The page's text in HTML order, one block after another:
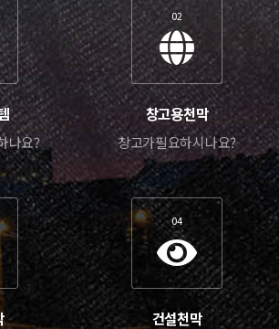
나요?
02
창고용천막
창고가필요하시나요?
04
건설천막